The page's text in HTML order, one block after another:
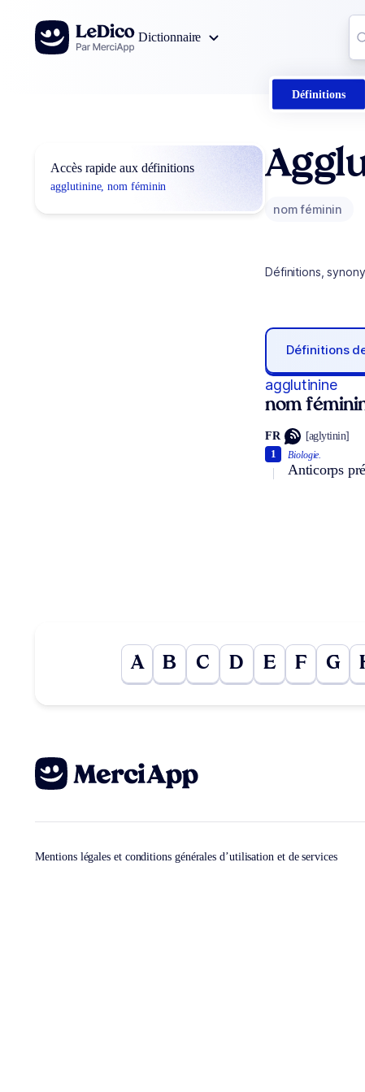
Aller au contenu
Dictionnaire
Définitions
Accès rapide aux définitions
agglutinine, nom féminin
nom féminin
Définitions,
Définitions
agglutinine
nom
FR [aglytinin]
Biologie.
Anticorps
1
A B C D E F G
Mentions légales et conditions générales d’utilisation et de services